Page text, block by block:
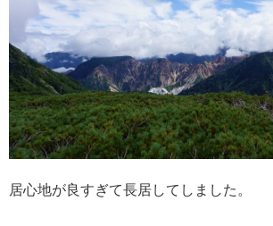
居心地が良すぎて長居してしました。